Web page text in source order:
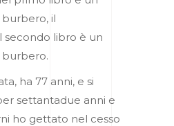
il
secondo libro è un
burbero.
ha 77 anni, e si
settantadue anni e
ho gettato nel cesso